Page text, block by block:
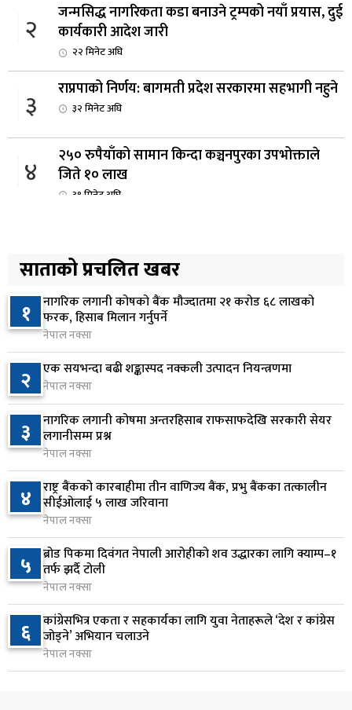
२
जन्मसिद्ध नागरिकता कडा बनाउने ट्रम्पको नयाँ प्रयास, दुई
कार्यकारी आदेश जारी
२२ मिनेट अघि
३ राप्रपाको निर्णय: बागमती प्रदेश सरकारमा सहभागी नहुने
३२ मिनेट अघि
४
२५० रुपैयाँको सामान किन्दा कञ्चनपुरका उपभोक्ताले
जिते १० लाख
३९ मिनेट अघि
४३ मिनेट अघि
६
अपराध नियन्त्रण कार्ययोजनाको आधाभन्दा बढी गतिविधि
अधुरै, खर्च र प्रगतिको अभिलेखसमेत अद्यावधिक छैन
७
भुक्तानी सेवा प्रदायक संस्थामा राष्ट्र बैंकको निगरानीमा
गम्भीर कमजोरी, सुशासनदेखि साइबर सुरक्षासम्म जोखिम
२१ घण्टा अघि
८
‘हेलो सरकार’ अब एकीकृत नागरिक गुनासो व्यवस्थापन
प्रणाली बन्ने, २४ घण्टादेखि १५ दिनभित्र गुनासो समाधान
गर्ने प्रस्ताव
२१ घण्टा अघि
९
नेपाल आयल निगमको कार्यकारी निर्देशकमा नागेन्द्र साह
नियुक्त
२२ घण्टा अघि
१०
अनलाइन सेवा विस्तारलाई प्राथमिकता दिँदै त्रिभुवन
विश्वविद्यालयले नयाँ नीति तथा कार्यक्रम ल्याउने
२३ घण्टा अघि
साताको प्रचलित खबर
१ नागरिक लगानी कोषको बैंक मौज्दातमा २१ करोड ६८ लाखको
फरक, हिसाब मिलान गर्नुपर्ने
नेपाल नक्सा
२ एक सयभन्दा बढी शङ्कास्पद नक्कली उत्पादन नियन्त्रणमा
नेपाल नक्सा
३ नागरिक लगानी कोषमा अन्तरहिसाब राफसाफदेखि सरकारी सेयर
लगानीसम्म प्रश्न
नेपाल नक्सा
४ राष्ट्र बैंकको कारबाहीमा तीन वाणिज्य बैंक, प्रभु बैंकका तत्कालीन
सीईओलाई ५ लाख जरिवाना
नेपाल नक्सा
५ ब्रोड पिकमा दिवंगत नेपाली आरोहीको शव उद्धारका लागि क्याम्प–१
तर्फ झर्दै टोली
नेपाल नक्सा
६ कांग्रेसभित्र एकता र सहकार्यका लागि युवा नेताहरूले ‘देश र कांग्रेस
जोड्ने’ अभियान चलाउने
नेपाल नक्सा